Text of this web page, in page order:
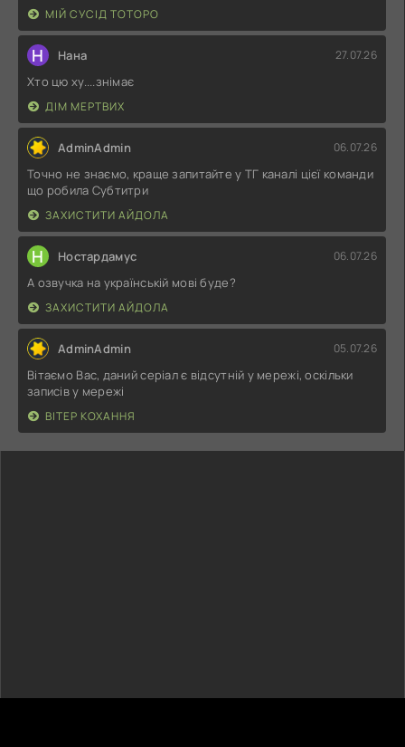
МІЙ СУСІД ТОТОРО
Н Нана 27.07.26
Хто цю ху....знімає
ДІМ МЕРТВИХ
AdminAdmin 06.07.26
Точно не знаємо, краще запитайте у ТГ каналі цієї команди
що робила Субтитри
ЗАХИСТИТИ АЙДОЛА
Н Ностардамус 06.07.26
А озвучка на українській мові буде?
ЗАХИСТИТИ АЙДОЛА
AdminAdmin 05.07.26
Вітаємо Вас, даний серіал є відсутній у мережі, оскільки
записів у мережі
ВІТЕР КОХАННЯ